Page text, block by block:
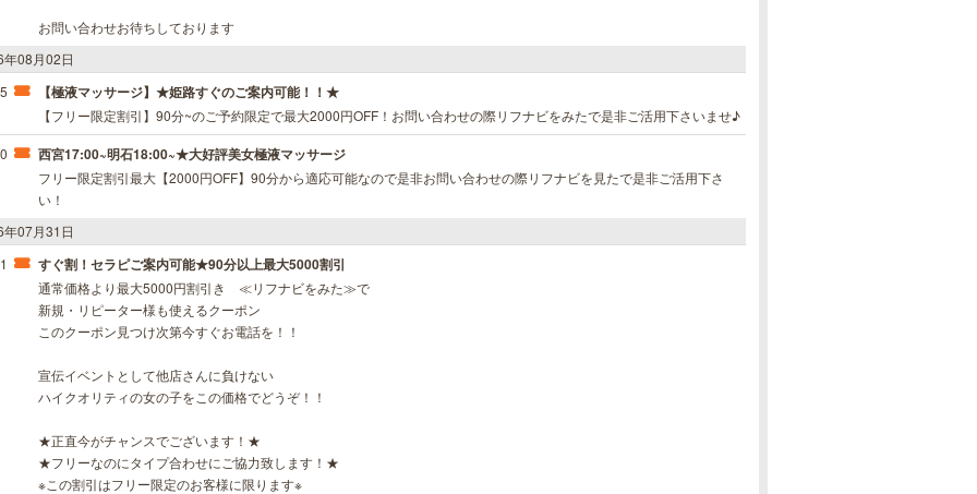
お問い合わせお待ちしております
08月02日
【極液マッサージ】★姫路すぐのご案内可能！！★
【フリー限定割引】90分~のご予約限定で最大2000円OFF！お問い合わせの際リフナビをみたで是非ご活用下さいませ♪
西宮17:00~明石18:00~★大好評美女極液マッサージ
フリー限定割引最大【2000円OFF】90分から適応可能なので是非お問い合わせの際リフナビを見たで是非ご活用下さ
い！
07月31日
すぐ割！セラピご案内可能★90分以上最大5000割引
通常価格より最大5000円割引き ≪リフナビをみた≫で
新規・リピーター様も使えるクーポン
このクーポン見つけ次第今すぐお電話を！！
宣伝イベントとして他店さんに負けない
ハイクオリティの女の子をこの価格でどうぞ！！
★正直今がチャンスでございます！★
★フリーなのにタイプ合わせにご協力致します！★
※この割引はフリー限定のお客様に限ります※